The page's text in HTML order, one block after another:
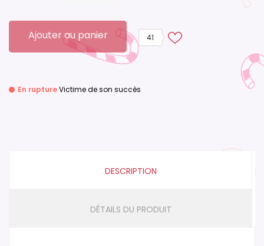
Ajouter au panier 41
En ruptureVictime de son succès
DESCRIPTION
DÉTAILS DU PRODUIT